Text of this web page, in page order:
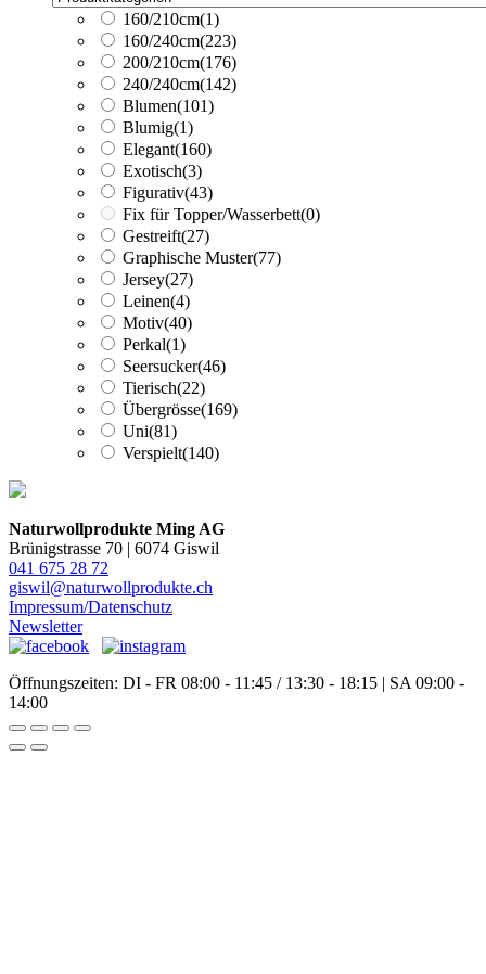
160/210cm(1)
160/240cm(223)
200/210cm(176)
240/240cm(142)
Blumen(101)
Blumig(1)
Elegant(160)
Exotisch(3)
Figurativ(43)
Fix für Topper/Wasserbett(0)
Gestreift(27)
Graphische Muster(77)
Jersey(27)
Leinen(4)
Motiv(40)
Perkal(1)
Seersucker(46)
Tierisch(22)
Übergrösse(169)
Uni(81)
Verspielt(140)
Naturwollprodukte Ming AG
Brünigstrasse 70 | 6074 Giswil
041 675 28 72
giswil@naturwollprodukte.ch
Impressum/Datenschutz
Newsletter
Öffnungszeiten: DI - FR 08:00 - 11:45 / 13:30 - 18:15 | SA 09:00 -
14:00